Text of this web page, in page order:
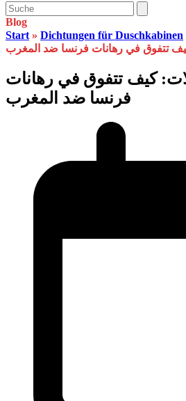
Open
mobile
menu
Close
mobile
menu
Search
Blog
Start » Dichtungen für Duschkabinen
كيف تتفوق في رهانات فرنسا ضد المغرب
كيف تتفوق في رهانات
فرنسا ضد المغرب